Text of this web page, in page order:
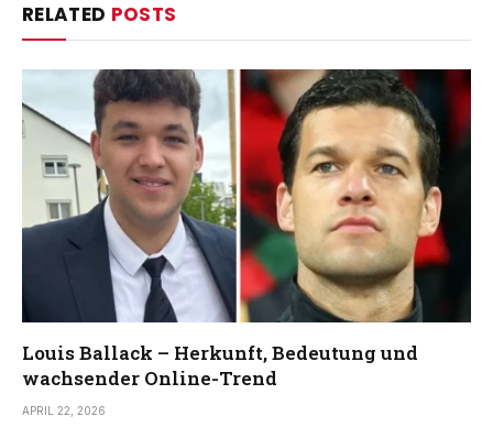
RELATED POSTS
Louis Ballack – Herkunft, Bedeutung und
wachsender Online-Trend
APRIL 22, 2026